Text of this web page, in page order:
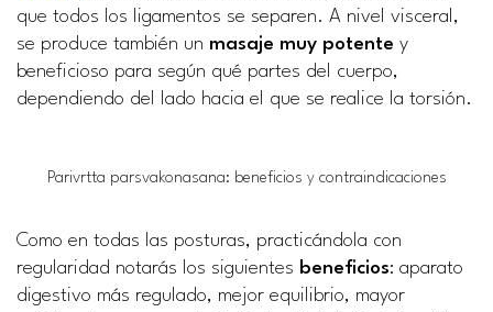
que todos los ligamentos se separen. A nivel visceral,
se produce también un masaje muy potente y
beneficioso para según qué partes del cuerpo,
dependiendo del lado hacia el que se realice la torsión.
Parivrtta parsvakonasana: beneficios y contraindicaciones
Como en todas las posturas, practicándola con
regularidad notarás los siguientes beneficios: aparato
digestivo más regulado, mejor equilibrio, mayor